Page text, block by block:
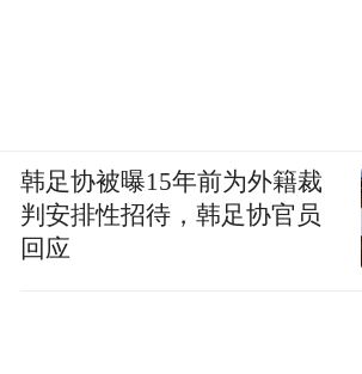
韩足协被曝15年前为外籍裁
判安排性招待，韩足协官员
回应